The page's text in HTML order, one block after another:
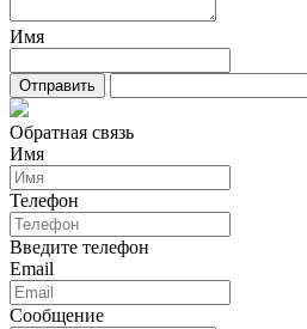
Имя
Обратная связь
Имя
Телефон
Введите телефон
Email
Сообщение